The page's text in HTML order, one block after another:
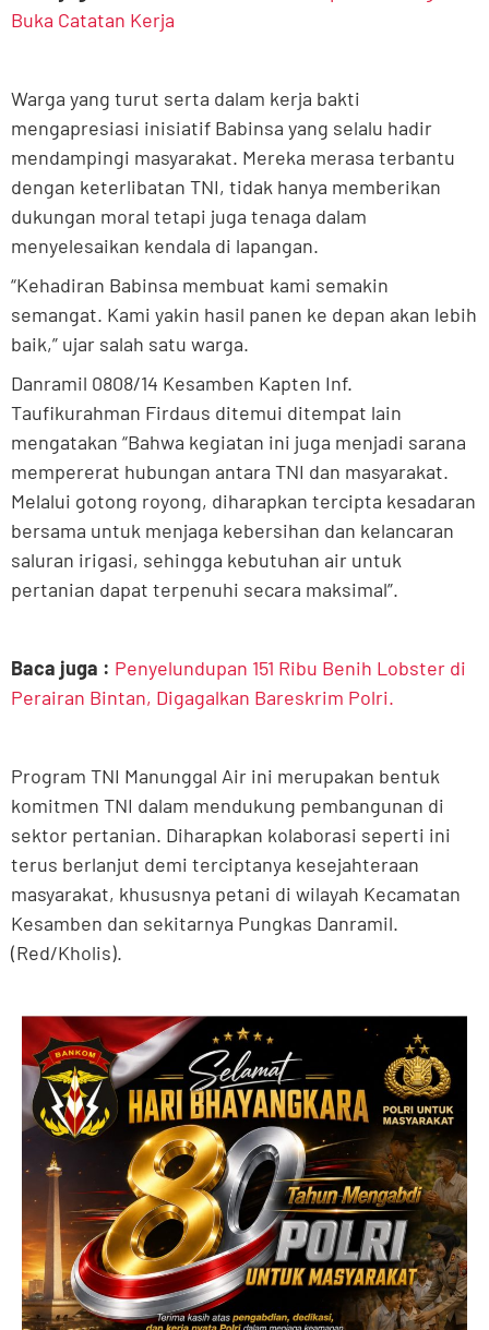
Buka Catatan Kerja
Warga yang turut serta dalam kerja bakti
mengapresiasi inisiatif Babinsa yang selalu hadir
mendampingi masyarakat. Mereka merasa terbantu
dengan keterlibatan TNI, tidak hanya memberikan
dukungan moral tetapi juga tenaga dalam
menyelesaikan kendala di lapangan.
“Kehadiran Babinsa membuat kami semakin
semangat. Kami yakin hasil panen ke depan akan lebih
baik,” ujar salah satu warga.
Danramil 0808/14 Kesamben Kapten Inf.
Taufikurahman Firdaus ditemui ditempat lain
mengatakan “Bahwa kegiatan ini juga menjadi sarana
mempererat hubungan antara TNI dan masyarakat.
Melalui gotong royong, diharapkan tercipta kesadaran
bersama untuk menjaga kebersihan dan kelancaran
saluran irigasi, sehingga kebutuhan air untuk
pertanian dapat terpenuhi secara maksimal”.
Baca juga : Penyelundupan 151 Ribu Benih Lobster di
Perairan Bintan, Digagalkan Bareskrim Polri.
Program TNI Manunggal Air ini merupakan bentuk
komitmen TNI dalam mendukung pembangunan di
sektor pertanian. Diharapkan kolaborasi seperti ini
terus berlanjut demi terciptanya kesejahteraan
masyarakat, khususnya petani di wilayah Kecamatan
Kesamben dan sekitarnya Pungkas Danramil.
(Red/Kholis).